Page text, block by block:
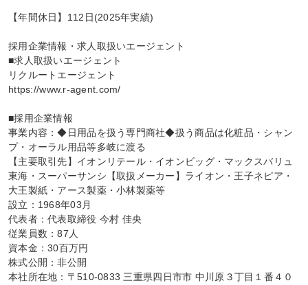
【年間休日】112日(2025年実績)
採用企業情報・求人取扱いエージェント
■求人取扱いエージェント
リクルートエージェント
https://www.r-agent.com/
■採用企業情報
事業内容：◆日用品を扱う専門商社◆扱う商品は化粧品・シャン
プ・オーラル用品等多岐に渡る
【主要取引先】イオンリテール・イオンビッグ・マックスバリュ
東海・スーパーサンシ【取扱メーカー】ライオン・王子ネピア・
大王製紙・アース製薬・小林製薬等
設立：1968年03月
代表者：代表取締役 今村 佳央
従業員数：87人
資本金：30百万円
株式公開：非公開
本社所在地：〒510-0833 三重県四日市市 中川原３丁目１番４０